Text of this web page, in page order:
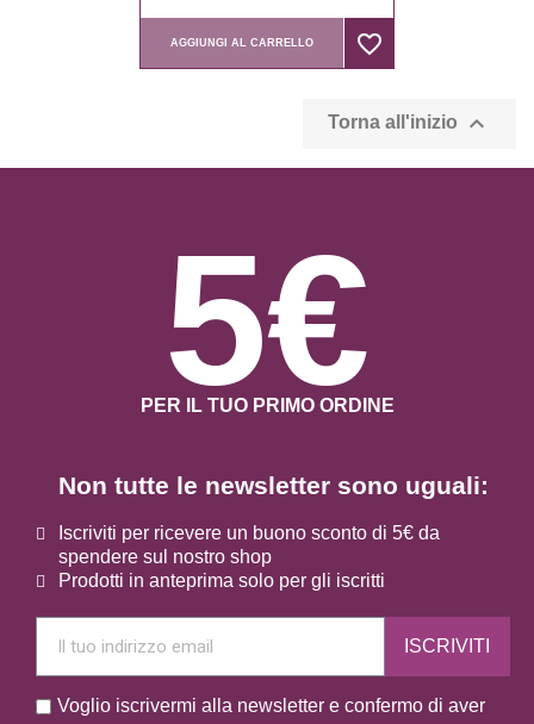
AGGIUNGI AL CARRELLO favorite_border
favorite_border
Torna all'inizio 
Non tutte le newsletter sono uguali:
Iscriviti per ricevere un buono sconto di 5€ da
spendere sul nostro shop
Prodotti in anteprima solo per gli iscritti
ISCRIVITI
Voglio iscrivermi alla newsletter e confermo di aver
5€
PER IL TUO PRIMO ORDINE